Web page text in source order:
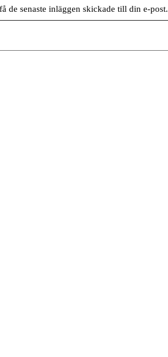
de senaste inläggen skickade till din e-post.